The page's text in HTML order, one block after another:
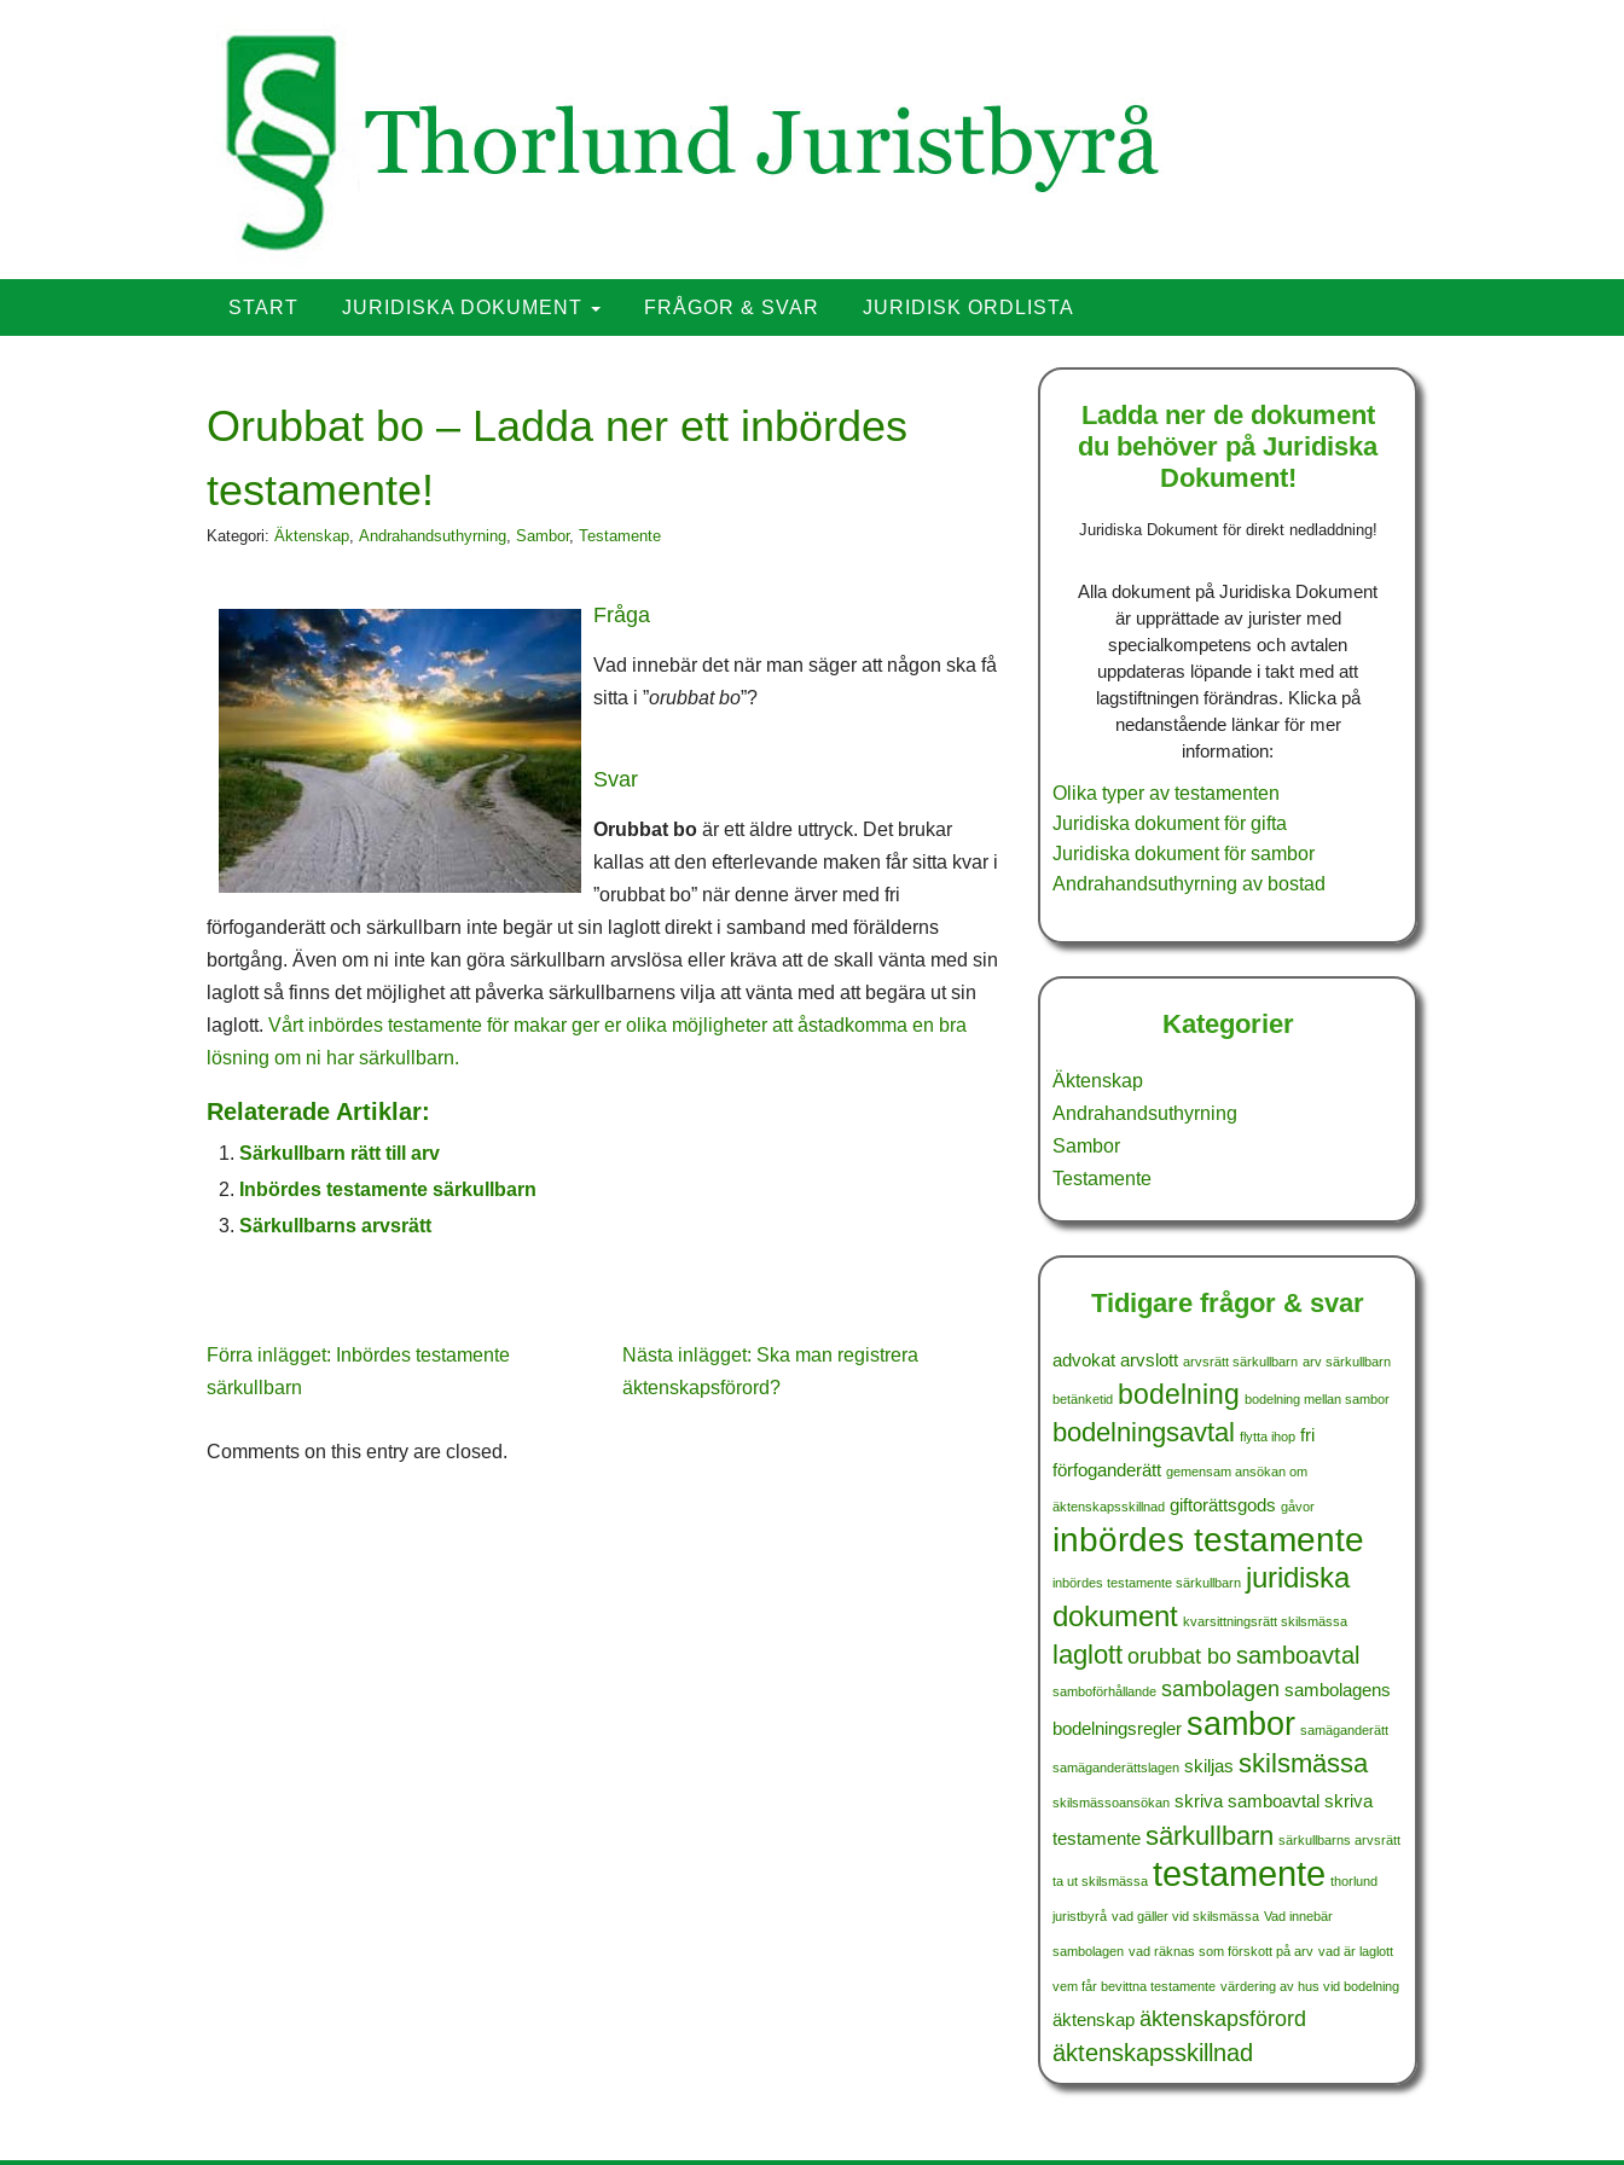
Menu
START JURIDISKA DOKUMENT FRÅGOR & SVAR JURIDISK ORDLISTA
Orubbat bo – Ladda ner ett inbördes
testamente!
Kategori: Äktenskap, Andrahandsuthyrning, Sambor, Testamente
Fråga
Vad innebär det när man säger att någon ska få
sitta i ”orubbat bo”?
Svar
Orubbat bo är ett äldre uttryck. Det brukar
kallas att den efterlevande maken får sitta kvar i
”orubbat bo” när denne ärver med fri
förfoganderätt och särkullbarn inte begär ut sin laglott direkt i samband med förälderns
bortgång. Även om ni inte kan göra särkullbarn arvslösa eller kräva att de skall vänta med sin
laglott så finns det möjlighet att påverka särkullbarnens vilja att vänta med att begära ut sin
laglott. Vårt inbördes testamente för makar ger er olika möjligheter att åstadkomma en bra
lösning om ni har särkullbarn.
Relaterade Artiklar:
Särkullbarn rätt till arv
Inbördes testamente särkullbarn
Särkullbarns arvsrätt
Förra inlägget: Inbördes testamente
särkullbarn
Nästa inlägget: Ska man registrera
äktenskapsförord?
Comments on this entry are closed.
Ladda ner de dokument
du behöver på Juridiska
Dokument!
Juridiska Dokument för direkt nedladdning!
Alla dokument på Juridiska Dokument
är upprättade av jurister med
specialkompetens och avtalen
uppdateras löpande i takt med att
lagstiftningen förändras. Klicka på
nedanstående länkar för mer
information:
Olika typer av testamenten
Juridiska dokument för gifta
Juridiska dokument för sambor
Andrahandsuthyrning av bostad
Kategorier
Äktenskap
Andrahandsuthyrning
Sambor
Testamente
Tidigare frågor & svar
advokat arvslott arvsrätt särkullbarn arv särkullbarn
betänketid bodelning bodelning mellan sambor
bodelningsavtal flytta ihop fri
förfoganderätt gemensam ansökan om
äktenskapsskillnad giftorättsgods gåvor
inbördes testamente
inbördes testamente särkullbarn juridiska
dokument kvarsittningsrätt skilsmässa
laglott orubbat bo samboavtal
samboförhållande sambolagen sambolagens
bodelningsregler sambor samäganderätt
samäganderättslagen skiljas skilsmässa
skilsmässoansökan skriva samboavtal skriva
testamente särkullbarn särkullbarns arvsrätt
ta ut skilsmässa testamente thorlund
juristbyrå vad gäller vid skilsmässa Vad innebär
sambolagen vad räknas som förskott på arv vad är laglott
vem får bevittna testamente värdering av hus vid bodelning
äktenskap äktenskapsförord
äktenskapsskillnad